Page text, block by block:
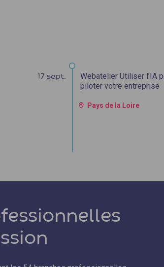
17 sept.
Webatelier Utiliser l’IA
piloter votre entreprise
Pays de la Loire